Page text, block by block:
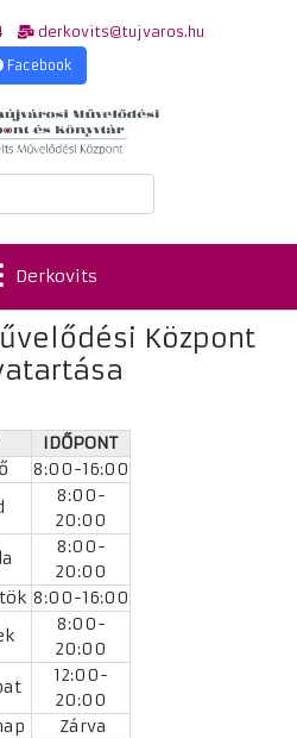
derkovits@tujvaros.hu
Facebook
Derkovits
Központ
IDŐPONT
8:00-16:00
8:00-
20:00
8:00-
20:00
8:00-16:00
8:00-
20:00
12:00-
20:00
Zárva